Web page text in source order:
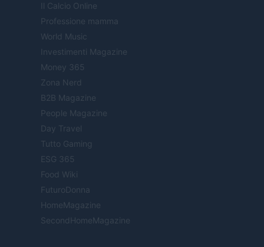
Il Calcio Online
Professione mamma
World Music
Investimenti Magazine
Money 365
Zona Nerd
B2B Magazine
People Magazine
Day Travel
Tutto Gaming
ESG 365
Food Wiki
FuturoDonna
HomeMagazine
SecondHomeMagazine